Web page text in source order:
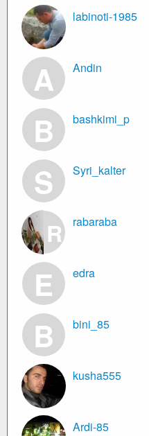
labinoti-1985
A Andin
B bashkimi_p
S Syri_kalter
R rabaraba
E edra
B bini_85
kusha555
Ardi-85